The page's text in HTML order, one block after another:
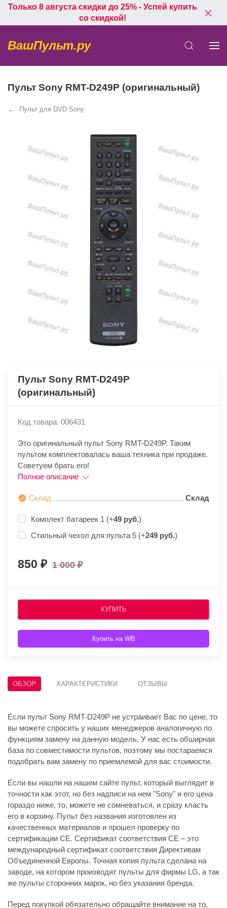
Только 8 августа скидки до 25% - Успей купить
со скидкой!
ВашПульт.ру
Пульт Sony RMT-D249P (оригинальный)
Пульт для DVD Sony
Пульт Sony RMT-D249P
(оригинальный)
Код товара: 006431
Это оригинальный пульт Sony RMT-D249P. Таким
пультом комплектовалась ваша техника при продаже.
Советуем брать его!
Полное описание
Склад Склад
Комплект батареек 1 (+49 руб.)
Стильный чехол для пульта 5 (+249 руб.)
850 1 000
КУПИТЬ
Купить на WB
ОБЗОР ХАРАКТЕРИСТИКИ ОТЗЫВЫ
Если пульт Sony RMT-D249P не устраивает Вас по цене, то
вы можете спросить у наших менеджеров аналогичную по
функциям замену на данную модель. У нас есть обширная
база по совместимости пультов, поэтому мы постараемся
подобрать вам замену по приемлемой для вас стоимости.
Если вы нашли на нашем сайте пульт, который выглядит в
точности как этот, но без надписи на нем "Sony" и его цена
гораздо ниже, то, можете не сомневаться, и сразу класть
его в корзину. Пульт без названия изготовлен из
качественных материалов и прошел проверку по
сертификации CE. Сертификат соответствия СЕ – это
международный сертификат соответствия Директивам
Объединенной Европы. Точная копия пульта сделана на
заводе, на котором производят пульты для фирмы LG, а так
же пульты сторонних марок, но без указания бренда.
Перед покупкой обязательно обращайте внимание на то,